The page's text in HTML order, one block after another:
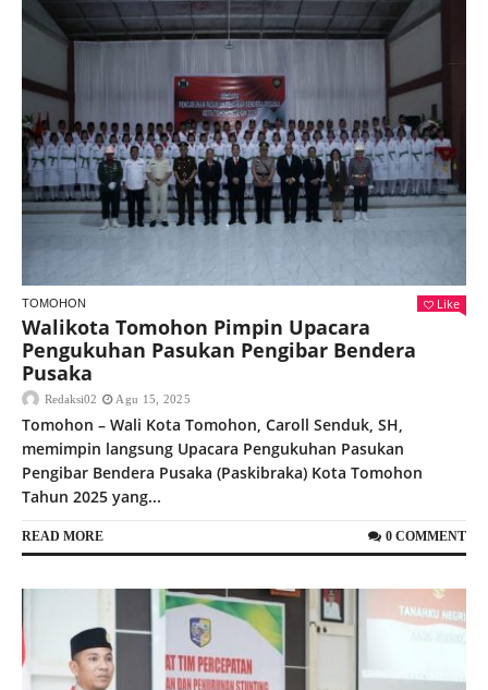
TOMOHON Like
Walikota Tomohon Pimpin Upacara
Pengukuhan Pasukan Pengibar Bendera
Pusaka
Redaksi02 Agu 15, 2025
Tomohon – Wali Kota Tomohon, Caroll Senduk, SH,
memimpin langsung Upacara Pengukuhan Pasukan
Pengibar Bendera Pusaka (Paskibraka) Kota Tomohon
Tahun 2025 yang...
READ MORE 0 COMMENT